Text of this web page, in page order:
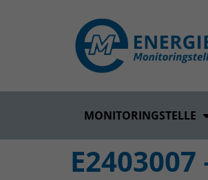
MONITORINGSTELLE